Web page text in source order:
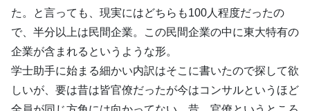
た。と言っても、現実にはどちらも100人程度だったの
で、半分以上は民間企業。この民間企業の中に東大特有の
企業が含まれるというような形。
学士助手に始まる細かい内訳はそこに書いたので探して欲
しいが、要は昔は皆官僚だったが今はコンサルというほど